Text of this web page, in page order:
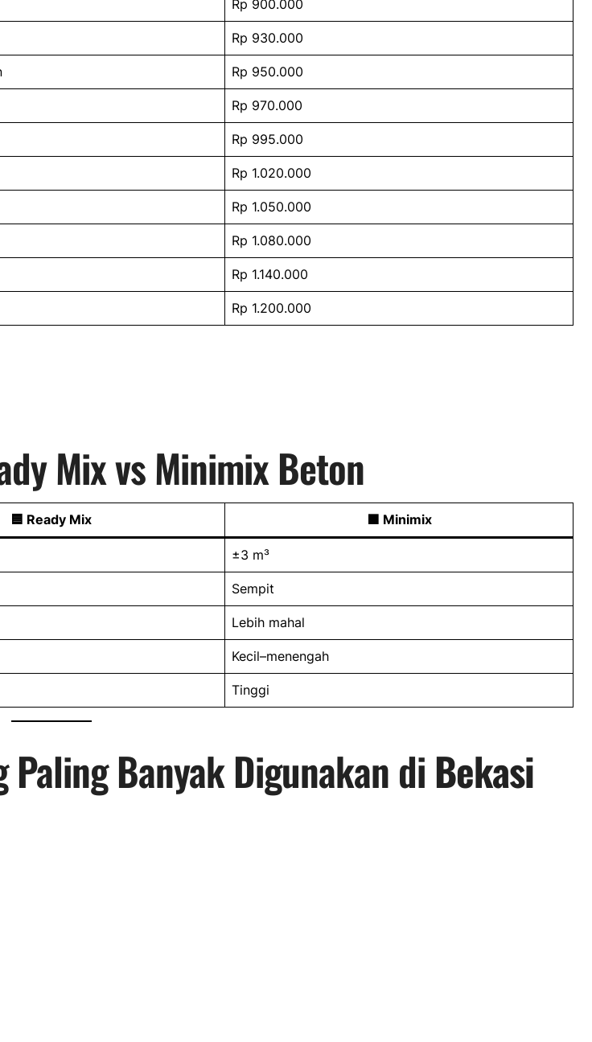
Rp 900.000
Rp 930.000
Rp 950.000
Rp 970.000
Rp 995.000
Rp 1.020.000
Rp 1.050.000
Rp 1.080.000
Rp 1.140.000
Rp 1.200.000
Mix vs Minimix Beton
🟦 Ready Mix 🟩 Minimix
±3 m³
Sempit
Lebih mahal
Kecil–menengah
Tinggi
Banyak Digunakan diBekasi